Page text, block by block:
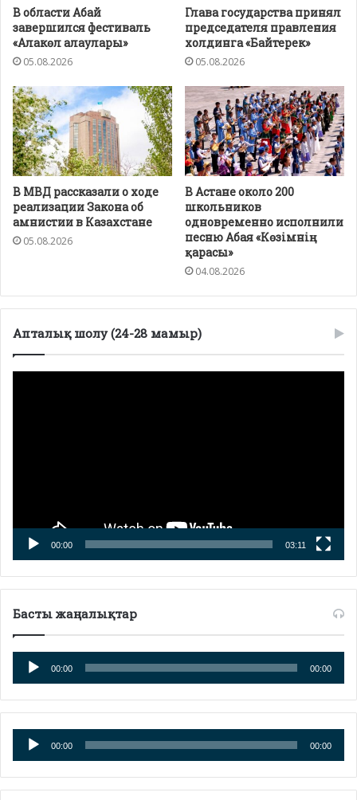
В области Абай
завершился фестиваль
«Алакөл алаулары»
05.08.2026
Глава государства принял
председателя правления
холдинга «Байтерек»
05.08.2026
В МВД рассказали о ходе
реализации Закона об
амнистии в Казахстане
05.08.2026
В Астане около 200
школьников
одновременно исполнили
песню Абая «Көзімнің
қарасы»
04.08.2026
Апталық шолу (24-28 мамыр)
00:00 03:11
Басты жаңалықтар
Аудиоплеер
00:00 00:00
Аудиоплеер
00:00 00:00